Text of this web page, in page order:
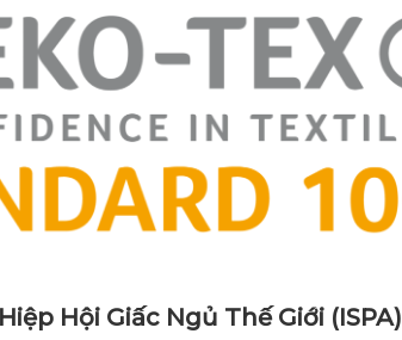
Hội Giấc Ngủ Thế Giới (ISPA)